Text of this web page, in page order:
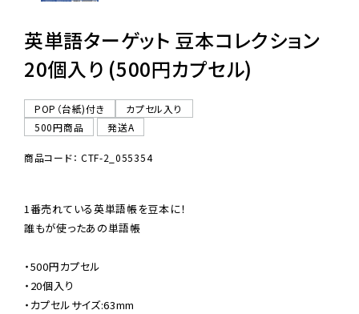
06-6282-7659
英単語ターゲット 豆本コレクション
20個入り (500円カプセル)
POP（台紙)付き
カプセル入り
500円商品
発送A
商品コード： CTF-2_055354
1番売れている英単語帳を豆本に！
誰もが使ったあの単語帳
・500円カプセル
・20個入り
・カプセルサイズ:63mm